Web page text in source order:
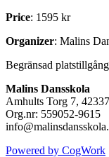
Price: 1595 kr
Organizer: Malins
Begränsad
Malins Dansskola
Amhults Torg 7,
Org.nr: 559052-9615
Powered by CogWork